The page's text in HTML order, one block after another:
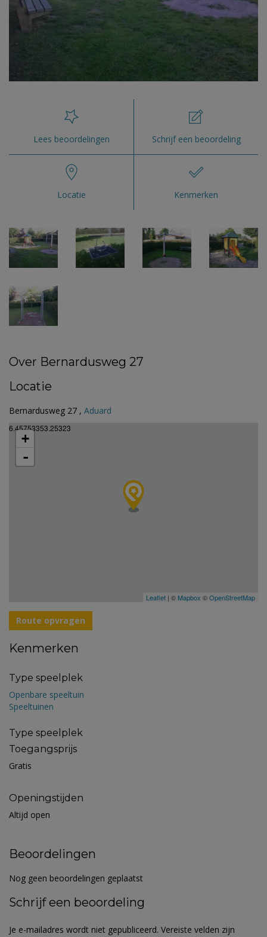
Lees beoordelingen Schrijf een beoordeling
Locatie Kenmerken
Over Bernardusweg 27
Locatie
Bernardusweg 27 , Aduard
6.45753353.25323
+
-
Leaflet | © Mapbox ©OpenStreetMap
Route opvragen
Kenmerken
Type speelplek
Openbare speeltuin
Speeltuinen
Type speelplek
Toegangsprijs
Gratis
Openingstijden
Altijd open
Beoordelingen
Nog geen beoordelingen geplaatst
Schrijf een beoordeling
Je e-mailadres wordt niet gepubliceerd. Vereiste velden zijn